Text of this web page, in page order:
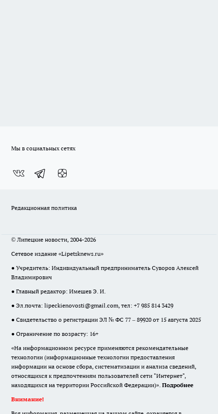
Мы в социальных сетях
Редакционная политика
© Липецкие новости, 2004-2026
Сетевое издание «Lipetsknews.ru»
● Учредитель: Индивидуальный предприниматель Суворов Алексей
Владимирович
● Главный редактор: Имешев Э. И.
● Эл.почта: lipeckienovosti@gmail.com, тел: +7 985 814 3429
● Свидетельство о регистрации ЭЛ № ФС 77 – 89920 от 15 августа 2025
● Ограничение по возрасту: 16+
«На информационном ресурсе применяются рекомендательные
технологии (информационные технологии предоставления
информации на основе сбора, систематизации и анализа сведений,
относящихся к предпочтениям пользователей сети "Интернет",
находящихся на территории Российской Федерации)». Подробнее
Внимание!